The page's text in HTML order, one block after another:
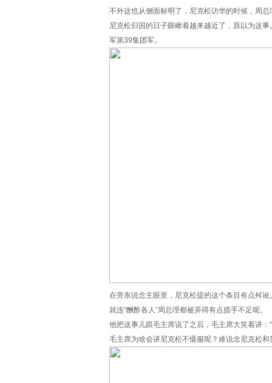
不外这也从侧面标明了，尼克松访华的时候，周
尼克松归国的日子眼瞅着越来越近了，原以为这
军第39集团军。
在旁东说念主眼里，尼克松提的这个条目有点舛
就连“酬酢各人”周总理都被弄得有点措手不足呢。
他把这事儿跟毛主席说了之后，毛主席大笑着讲
毛主席为啥会讲尼克松不慑服呢？难说念尼克松